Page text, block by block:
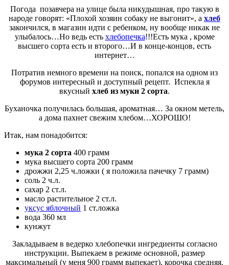
Погода позавчера на улице была никудышная, про такую в
народе говорят: «Плохой хозяин собаку не выгонит», а хлеб
закончился, в магазин идти с ребенком, ну вообще никак не
улыбалось…Но ведь есть хлебопечка!!!Есть мука , кроме
высшего сорта есть и второго…И в конце-концов, есть
интернет…
Потратив немного времени на поиск, попался на одном из
форумов интересный и доступный рецепт. Испекла я
вкусный хлеб из муки 2 сорта.
Буханочка получилась большая, ароматная… За окном метель,
а дома пахнет свежим хлебом…ХОРОШО!
Итак, нам понадобится:
мука 2 сорта 400 грамм
мука высшего сорта 200 грамм
дрожжи 2,25 ч.ложки ( я положила пачечку 7 грамм)
соль 2 ч.л.
сахар 2 ст.л.
масло растительное 2 ст.л.
уксус яблочный 1 ст.ложка
вода 360 мл
кунжут
Закладываем в ведерко хлебопечки ингредиенты согласно
инструкции. Выпекаем в режиме основной, размер
максимальный (у меня 900 грамм выпекает), корочка средняя.